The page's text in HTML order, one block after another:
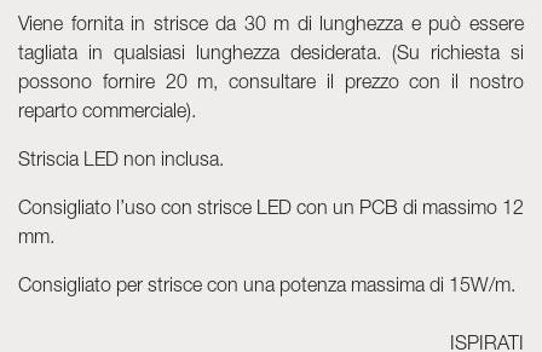
Binario mini 24V
Spotlights e Downlights
Lightbox con frontale tessile
Pannelli luminosi e Plexiled
Viene fornita in strisce da 30 m di lunghezza e può essere
tagliata in qualsiasi lunghezza desiderata. (Su richiesta si
possono fornire 20 m, consultare il prezzo con il nostro
reparto commerciale).
Striscia LED non inclusa.
Consigliato l’uso con strisce LED con un PCB di massimo 12
mm.
Consigliato per strisce con una potenza massima di 15W/m.
ISPIRATI